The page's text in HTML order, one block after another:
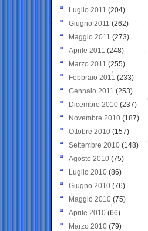
Luglio 2011 (204)
Giugno 2011 (262)
Maggio 2011 (273)
Aprile 2011 (248)
Marzo 2011 (255)
Febbraio 2011 (233)
Gennaio 2011 (253)
Dicembre 2010 (237)
Novembre 2010 (187)
Ottobre 2010 (157)
Settembre 2010 (148)
Agosto 2010 (75)
Luglio 2010 (86)
Giugno 2010 (76)
Maggio 2010 (75)
Aprile 2010 (66)
Marzo 2010 (79)